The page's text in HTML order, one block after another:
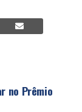
no Prêmio